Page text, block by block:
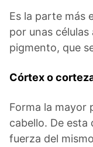
Es la parte más
por unas
pigmento, que
Córtex o
Forma la mayor
cabello. De esta
fuerza del